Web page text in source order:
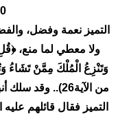
10.
التميز نعمة وفضل،
ولا معطي لما منع،
وَتَنْزِعُ الْمُلْكَ مِمَّنْ تَشَاءُ
من الآية26)..
التميز فقال قائلهم